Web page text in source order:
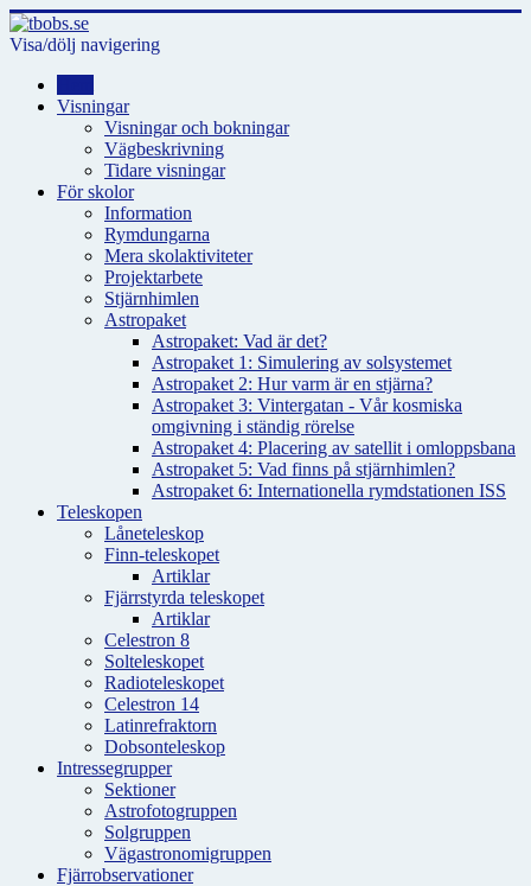
Visa/dölj navigering
Visningar
Visningar och bokningar
Vägbeskrivning
Tidare visningar
För skolor
Information
Rymdungarna
Mera skolaktiviteter
Projektarbete
Stjärnhimlen
Astropaket
Astropaket: Vad är det?
Astropaket 1: Simulering av solsystemet
Astropaket 2: Hur varm är en stjärna?
Astropaket 3: Vintergatan - Vår kosmiska
omgivning i ständig rörelse
Astropaket 4: Placering av satellit i omloppsbana
Astropaket 5: Vad finns på stjärnhimlen?
Astropaket 6: Internationella rymdstationen ISS
Teleskopen
Låneteleskop
Finn-teleskopet
Artiklar
Fjärrstyrda teleskopet
Artiklar
Celestron 8
Solteleskopet
Radioteleskopet
Celestron 14
Latinrefraktorn
Dobsonteleskop
Intressegrupper
Sektioner
Astrofotogruppen
Solgruppen
Vägastronomigruppen
Fjärrobservationer